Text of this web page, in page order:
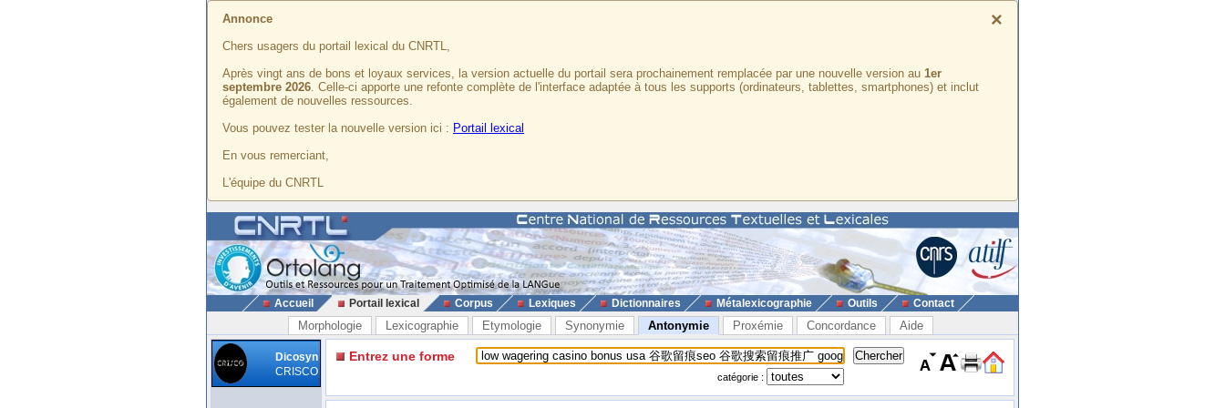
×
Annonce
Chers usagers du portail lexical du CNRTL,
Après vingt ans de bons et loyaux services, la version actuelle du portail sera prochainement remplacée par une nouvelle version au 1er
septembre 2026. Celle-ci apporte une refonte complète de l'interface adaptée à tous les supports (ordinateurs, tablettes, smartphones) et inclut
également de nouvelles ressources.
Vous pouvez tester la nouvelle version ici : Portail lexical
En vous remerciant,
L'équipe du CNRTL
Accueil Portail lexical Corpus Lexiques Dictionnaires Métalexicographie Outils Contact
Morphologie Lexicographie Etymologie Synonymie Antonymie Proxémie Concordance Aide
Dicosyn
CRISCO
Entrez une forme
catégorie :